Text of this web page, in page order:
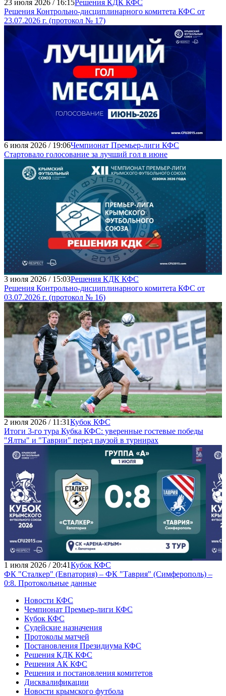
23 июля 2026 / 16:15Решения КДК КФС
Решения Контрольно-дисциплинарного комитета КФС от
23.07.2026 г. (протокол № 17)
6 июля 2026 / 19:06Чемпионат Премьер-лиги КФС
Стартовало голосование за лучший гол в июне
3 июля 2026 / 15:03Решения КДК КФС
Решения Контрольно-дисциплинарного комитета КФС от
03.07.2026 г. (протокол № 16)
2 июля 2026 / 11:31Кубок КФС
Итоги 3-го тура Кубка КФС: уверенные гостевые победы
"Ялты" и "Таврии" перед паузой в турнирах
1 июля 2026 / 20:41Кубок КФС
ФК "Сталкер" (Евпатория) – ФК "Таврия" (Симферополь) –
0:8. Протокольные данные
Новости КФС
Чемпионат Премьер-лиги КФС
Кубок КФС
Судейские назначения
Протоколы матчей
Постановления Президиума КФС
Решения КДК КФС
Решения АК КФС
Решения и постановления комитетов
Дисквалификации
Новости крымского футбола